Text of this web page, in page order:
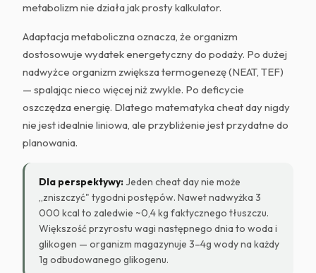
metabolizm nie działa jak prosty kalkulator.
Adaptacja metaboliczna oznacza, że organizm
dostosowuje wydatek energetyczny do podaży. Po dużej
nadwyżce organizm zwiększa termogenezę (NEAT, TEF)
— spalając nieco więcej niż zwykle. Po deficycie
oszczędza energię. Dlatego matematyka cheat day nigdy
nie jest idealnie liniowa, ale przybliżenie jest przydatne do
planowania.
Dla perspektywy: Jeden cheat day nie może
„zniszczyć" tygodni postępów. Nawet nadwyżka 3
000 kcal to zaledwie ~0,4 kg faktycznego tłuszczu.
Większość przyrostu wagi następnego dnia to woda i
glikogen — organizm magazynuje 3–4g wody na każdy
1g odbudowanego glikogenu.